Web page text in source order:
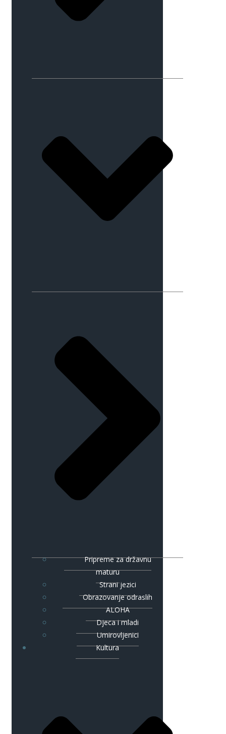
Pripreme za državnu
maturu
Strani jezici
Obrazovanje odraslih
ALOHA
Djeca i mladi
Umirovljenici
Kultura